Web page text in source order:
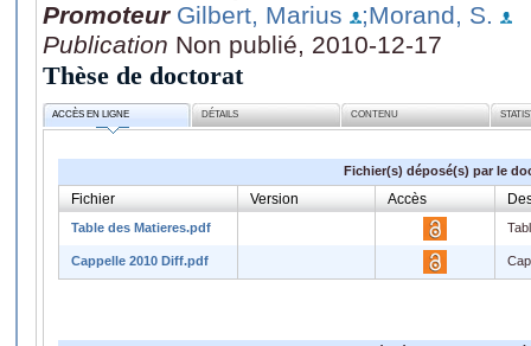
Promoteur Gilbert, Marius
;Morand, S.
Publication Non publié, 2010-12-17
Thèse de doctorat
ACCÈS EN LIGNE DÉTAILS CONTENU
Fichier(s) déposé(s) par le
Fichier Version Accès
Table des Matieres.pdf
Cappelle 2010 Diff.pdf